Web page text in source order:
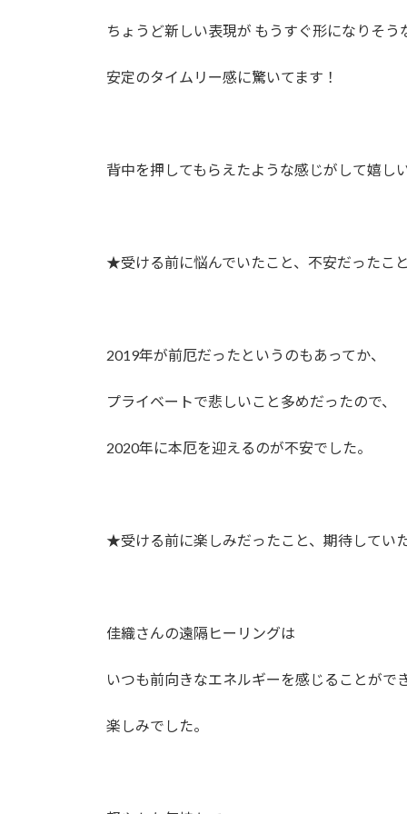
ちょうど新しい表現が もうすぐ形になりそう
安定のタイムリー感に驚いてます！
背中を押してもらえたような感じがして嬉し
★受ける前に悩んでいたこと、不安だったこと
2019年が前厄だったというのもあってか、
プライベートで悲しいこと多めだったので、
2020年に本厄を迎えるのが不安でした。
★受ける前に楽しみだったこと、期待してい
佳織さんの遠隔ヒーリングは
いつも前向きなエネルギーを感じることがで
楽しみでした。